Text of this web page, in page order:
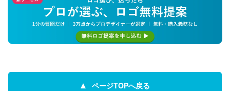
ページTOPへ戻る